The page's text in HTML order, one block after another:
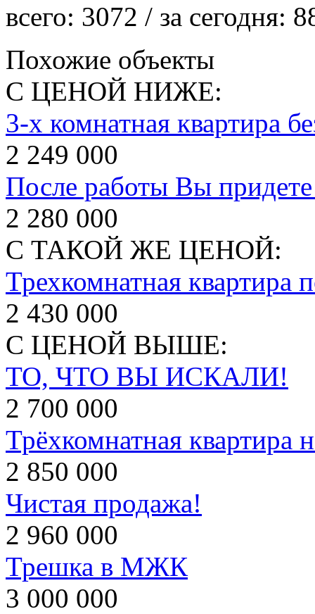
всего: 3072 / за сегодня:
Похожие объекты
С ЦЕНОЙ НИЖЕ:
3-х комнатная квартира
2 249 000
После работы Вы
2 280 000
С ТАКОЙ ЖЕ ЦЕНОЙ:
Трехкомнатная квартира
2 430 000
С ЦЕНОЙ ВЫШЕ:
ТО, ЧТО ВЫ ИСКАЛИ!
2 700 000
Трёхкомнатная квартира
2 850 000
Чистая продажа!
2 960 000
Трешка в МЖК
3 000 000